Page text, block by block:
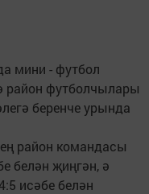
мини - футбол
район футболчылары
беренче урында
район командасы
белән җиңгән, ә
исәбе белән